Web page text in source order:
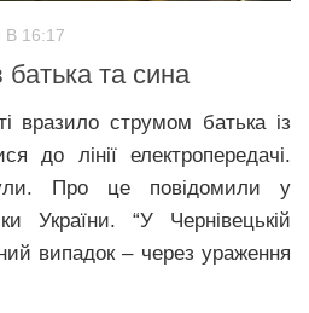
В 16:17
та сина
вразило струмом батька із
до лінії електропередачі.
Про це повідомили у
України. “У Чернівецькій
випадок – через ураження